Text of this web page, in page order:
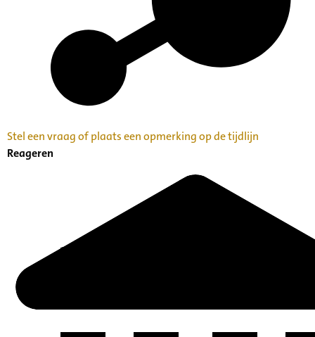
Stel een vraag of plaats een opmerking op de tijdlijn
Reageren